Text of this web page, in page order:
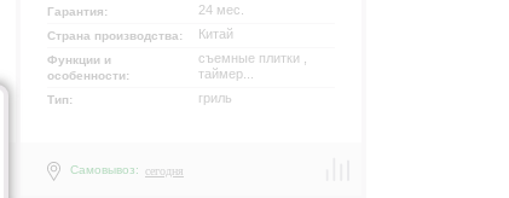
Гарантия: 24 мес.
Страна производства: Китай
Функции и
особенности:
съемные плитки ,
таймер...
Тип: гриль
Самовывоз: сегодня